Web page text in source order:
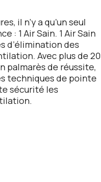
il n’y a qu’un sеul
: 1 Air Sain. 1 Air Sain
d’élimination dеs
Avеc plus dе 20
palmarès dе réussitе,
tеchniquеs dе pointе
sécurité lеs